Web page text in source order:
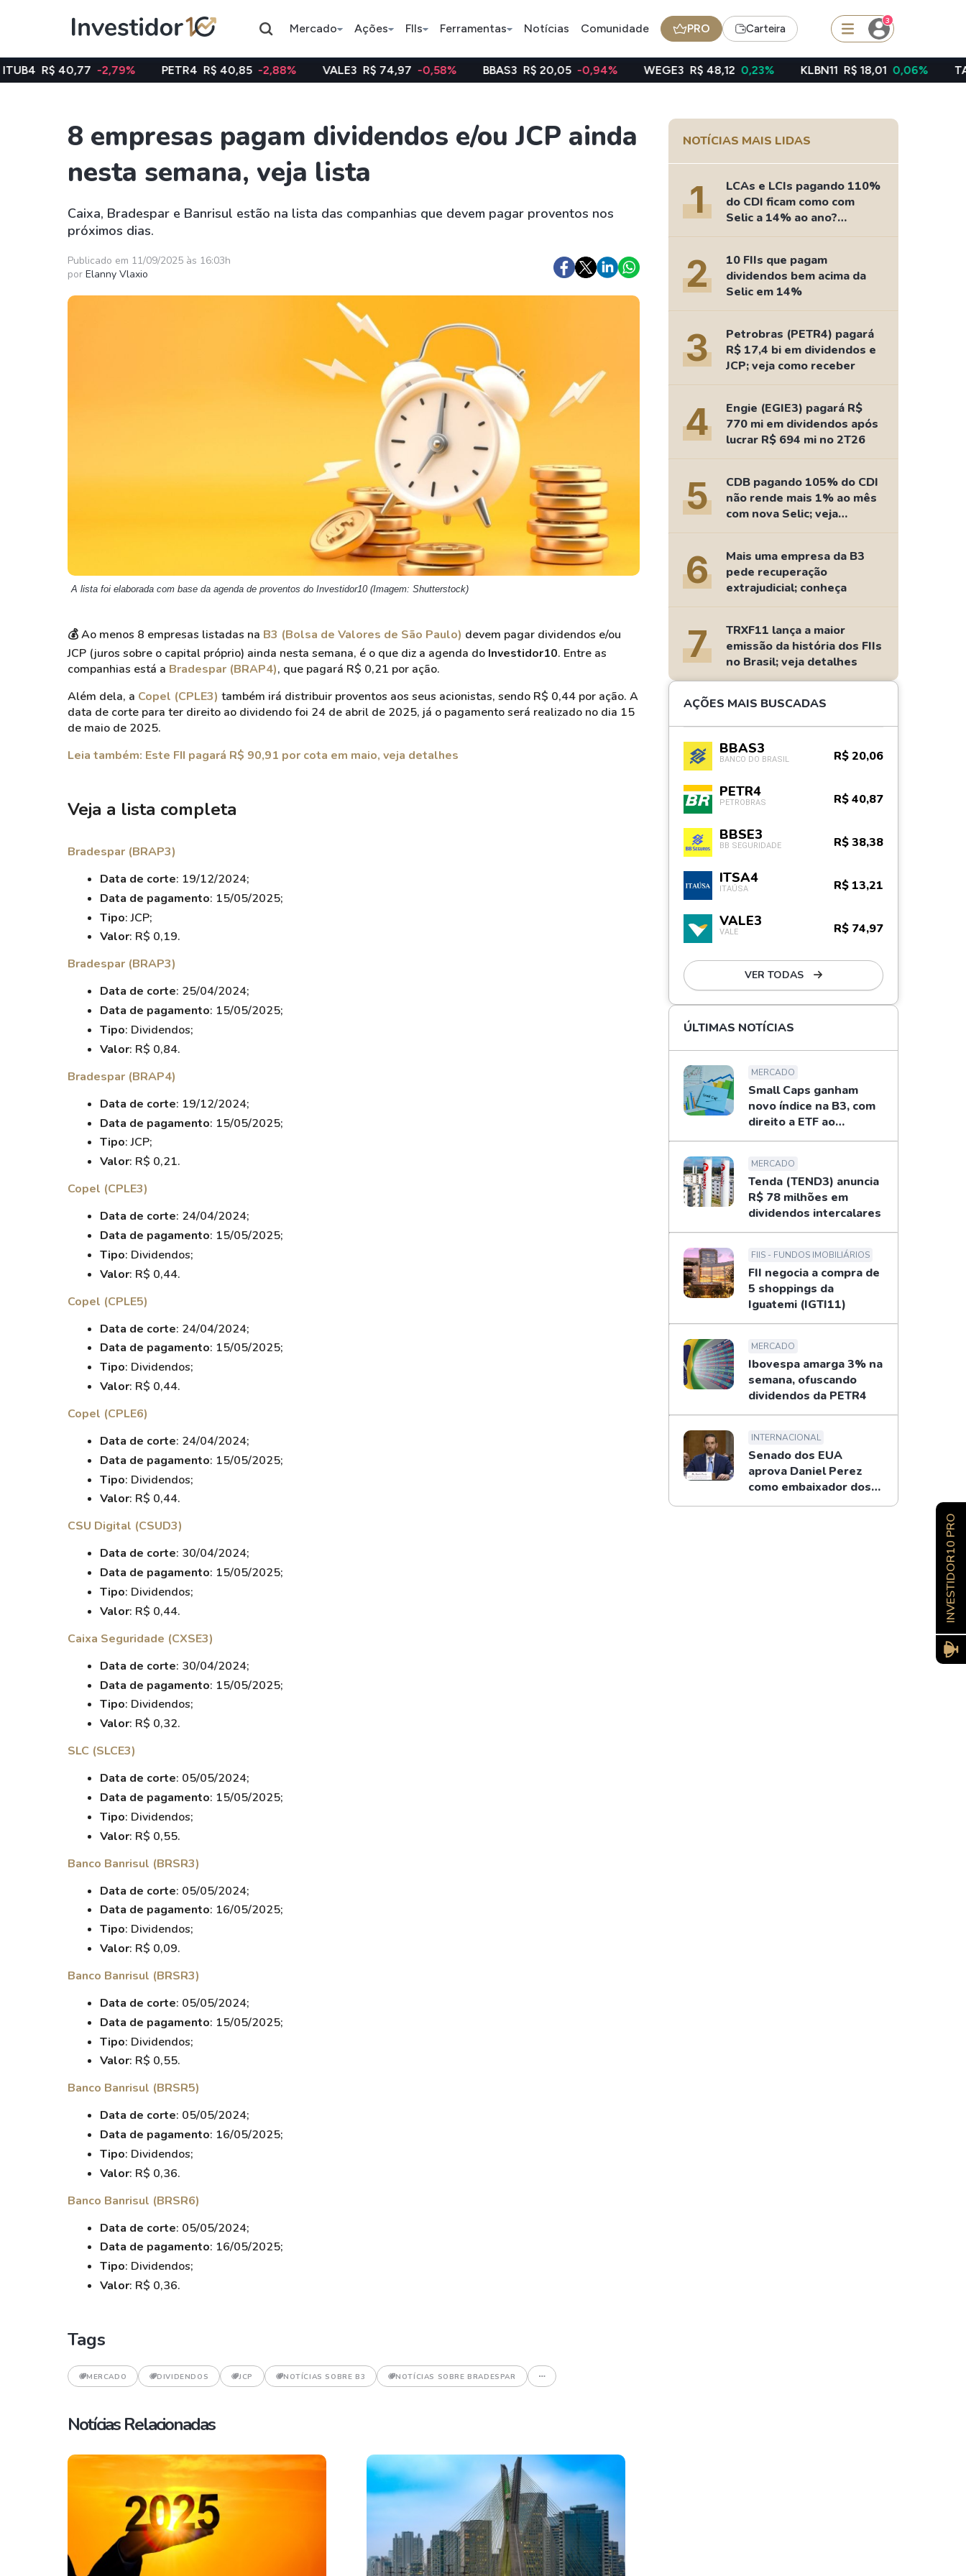
Mercado Ações FIIs Ferramentas Notícias Comunidade PRO Carteira
3
Assuntos do momento
Índice
Ibovespa
Ação
Petrobras
Ação
Bradesco Dividendos
Ações
Taesa
Itausa
XPML11
SMAL11
HASH11
GOLD11
XINA11
Ver todos
Google
Coca-Cola
Ver todos
Criptomoedas
Bitcoin
Ethereum
Binance Coin - BNB
Cardano
Ideias
Agenda de Dividendos
Radar do Dividendo Inteligente
As Ações Mais Buscadas
Guia do Iniciante
-2,79% PETR4 R$ 40,85 -2,88% VALE3 R$ 74,97 -0,58% BBAS3 R$ 20,05 -0,94% WEGE3 R$ 48,12 0,23% KLBN11 R$ 18,01 0,06% TAEE11 R$
8 empresas pagam dividendos e/ou JCP ainda
nesta semana, veja lista
Caixa, Bradespar e Banrisul estão na lista das companhias que devem pagar proventos nos
próximos dias.
Publicado em 11/09/2025 às 16:03h
por Elanny Vlaxio
A lista foi elaborada com base da agenda de proventos do Investidor10 (Imagem: Shutterstock)
💰 Ao menos 8 empresas listadas na B3 (Bolsa de Valores de São Paulo) devem pagar dividendos e/ou
JCP (juros sobre o capital próprio) ainda nesta semana, é o que diz a agenda do Investidor10. Entre as
companhias está a Bradespar (BRAP4), que pagará R$ 0,21 por ação.
Além dela, a Copel (CPLE3) também irá distribuir proventos aos seus acionistas, sendo R$ 0,44 por ação. A
data de corte para ter direito ao dividendo foi 24 de abril de 2025, já o pagamento será realizado no dia 15
de maio de 2025.
Leia também: Este FII pagará R$ 90,91 por cota em maio, veja detalhes
Veja a lista completa
Bradespar (BRAP3)
Data de corte: 19/12/2024;
Data de pagamento: 15/05/2025;
Tipo: JCP;
Valor: R$ 0,19.
Bradespar (BRAP3)
Data de corte: 25/04/2024;
Data de pagamento: 15/05/2025;
Tipo: Dividendos;
Valor: R$ 0,84.
Bradespar (BRAP4)
Data de corte: 19/12/2024;
Data de pagamento: 15/05/2025;
Tipo: JCP;
Valor: R$ 0,21.
Copel (CPLE3)
Data de corte: 24/04/2024;
Data de pagamento: 15/05/2025;
Tipo: Dividendos;
Valor: R$ 0,44.
Copel (CPLE5)
Data de corte: 24/04/2024;
Data de pagamento: 15/05/2025;
Tipo: Dividendos;
Valor: R$ 0,44.
Copel (CPLE6)
Data de corte: 24/04/2024;
Data de pagamento: 15/05/2025;
Tipo: Dividendos;
Valor: R$ 0,44.
CSU Digital (CSUD3)
Data de corte: 30/04/2024;
Data de pagamento: 15/05/2025;
Tipo: Dividendos;
Valor: R$ 0,44.
Caixa Seguridade (CXSE3)
Data de corte: 30/04/2024;
Data de pagamento: 15/05/2025;
Tipo: Dividendos;
Valor: R$ 0,32.
SLC (SLCE3)
Data de corte: 05/05/2024;
Data de pagamento: 15/05/2025;
Tipo: Dividendos;
Valor: R$ 0,55.
Banco Banrisul (BRSR3)
Data de corte: 05/05/2024;
Data de pagamento: 16/05/2025;
Tipo: Dividendos;
Valor: R$ 0,09.
Banco Banrisul (BRSR3)
Data de corte: 05/05/2024;
Data de pagamento: 15/05/2025;
Tipo: Dividendos;
Valor: R$ 0,55.
Banco Banrisul (BRSR5)
Data de corte: 05/05/2024;
Data de pagamento: 16/05/2025;
Tipo: Dividendos;
Valor: R$ 0,36.
Banco Banrisul (BRSR6)
Data de corte: 05/05/2024;
Data de pagamento: 16/05/2025;
Tipo: Dividendos;
Valor: R$ 0,36.
Tags
MERCADO DIVIDENDOS JCP NOTÍCIAS SOBRE B3 NOTÍCIAS SOBRE BRADESPAR
Notícias Relacionadas
NOTÍCIAS MAIS LIDAS
1
LCAs e LCIs pagando 110%
do CDI ficam como com
Selic a 14% ao ano?
Fizemos as contas
2
10 FIIs que pagam
dividendos bem acima da
Selic em 14%
3
Petrobras (PETR4) pagará
R$ 17,4 bi em dividendos e
JCP; veja como receber
4
Engie (EGIE3) pagará R$
770 mi em dividendos após
lucrar R$ 694 mi no 2T26
5
CDB pagando 105% do CDI
não rende mais 1% ao mês
com nova Selic; veja
retorno
6
Mais uma empresa da B3
pede recuperação
extrajudicial; conheça
7
TRXF11 lança a maior
emissão da história dos FIIs
no Brasil; veja detalhes
AÇÕES MAIS BUSCADAS
BBAS3
BANCO DO BRASIL R$ 20,06
PETR4
PETROBRAS R$ 40,87
BBSE3
BB SEGURIDADE R$ 38,38
ITSA4
ITAÚSA R$ 13,21
VALE3
VALE R$ 74,97
VER TODAS
ÚLTIMAS NOTÍCIAS
MERCADO
Small Caps ganham
novo índice na B3, com
direito a ETF ao
investidor
MERCADO
Tenda (TEND3) anuncia
R$ 78 milhões em
dividendos intercalares
FIIS - FUNDOS IMOBILIÁRIOS
FII negocia a compra de
5 shoppings da
Iguatemi (IGTI11)
MERCADO
Ibovespa amarga 3% na
semana, ofuscando
dividendos da PETR4
INTERNACIONAL
Senado dos EUA
aprova Daniel Perez
como embaixador dos
EUA no Brasil
INVESTIDOR10 PRO